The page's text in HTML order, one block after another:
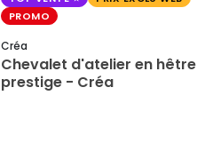
PROMO
Créa
Chevalet d'atelier en hêtre
prestige - Créa